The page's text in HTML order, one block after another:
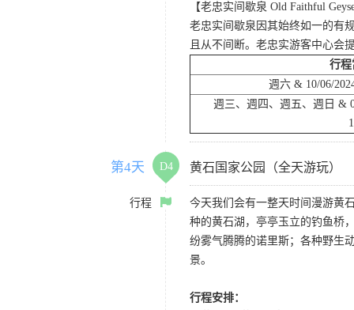
【老忠实间歇泉 Old Faithful
老忠实间歇泉因其始终如一的有
且从不间断。老忠实游客中心会
行程
週六 & 10/06/
週三、週四、週五、週日 &
第4天 D4 黄石国家公园（全天游玩）
行程
今天我们会有一整天时间漫游黄
种的黄石湖，亭亭玉立的钓鱼桥
纷雾气腾腾的诺里斯；各种野生
景。
行程安排：